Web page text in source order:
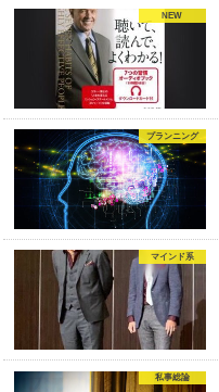
NEW
プランニング
マインド系
私事総論